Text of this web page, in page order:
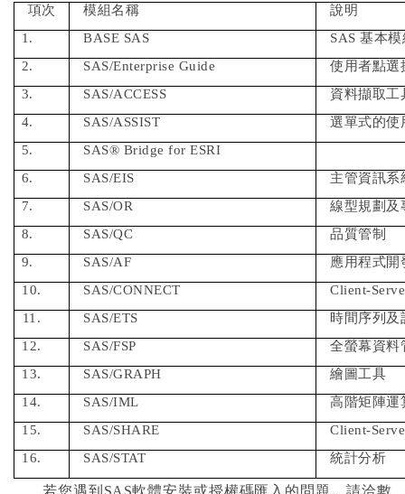
項次 模組名稱
說明
1.
BASE SAS SAS基本模
2.
SAS/Enterprise Guide
使用者點選
3.
SAS/ACCESS
資料擷取工
4.
SAS/ASSIST
選單式的使
5.
SAS® Bridge for ESRI
6.
SAS/EIS
主管資訊系
7.
SAS/OR
線型規劃及
8.
SAS/QC
品質管制
9.
SAS/AF
應用程式開
10.
SAS/CONNECT
Client-
11.
SAS/ETS
時間序列及
12.
SAS/FSP
全螢幕資料
13.
SAS/GRAPH
繪圖工具
14.
SAS/IML
高階矩陣運
15.
SAS/SHARE
Client-
16.
SAS/STAT 統計分析
若您遇到 SAS軟體安裝或授權碼匯入的問題，請洽數